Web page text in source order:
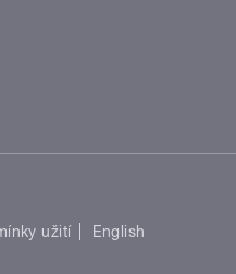
užití
English